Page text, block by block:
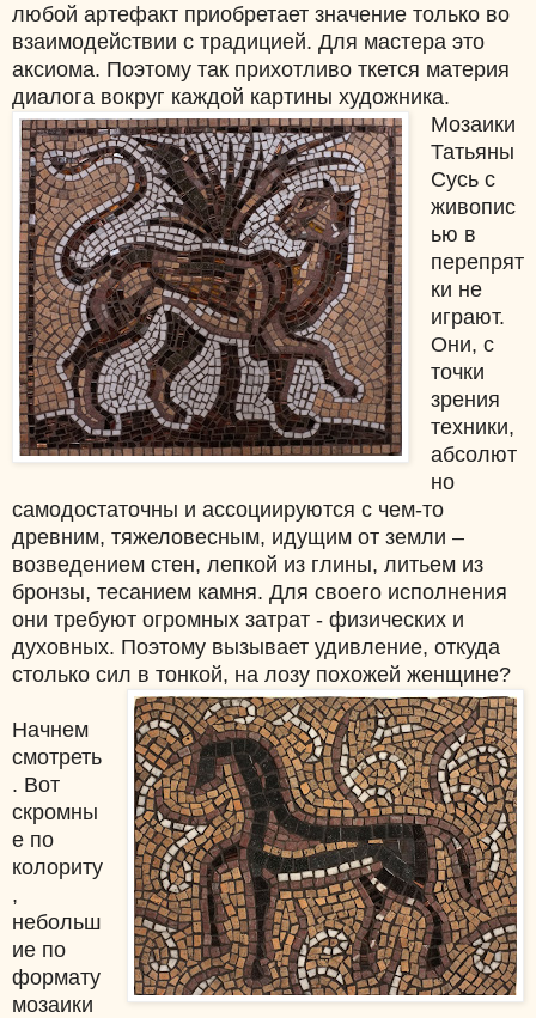
любой артефакт приобретает значение только во
взаимодействии с традицией. Для мастера это
аксиома. Поэтому так прихотливо ткется материя
диалога вокруг каждой картины художника.
Мозаики
Татьяны
Сусь с
живопис
ью в
перепрят
ки не
играют.
Они, с
точки
зрения
техники,
абсолют
но
самодостаточны и ассоциируются с чем-то
древним, тяжеловесным, идущим от земли –
возведением стен, лепкой из глины, литьем из
бронзы, тесанием камня. Для своего исполнения
они требуют огромных затрат - физических и
духовных. Поэтому вызывает удивление, откуда
столько сил в тонкой, на лозу похожей женщине?
Начнем
смотреть
. Вот
скромны
е по
колориту
,
небольш
ие по
формату
мозаики